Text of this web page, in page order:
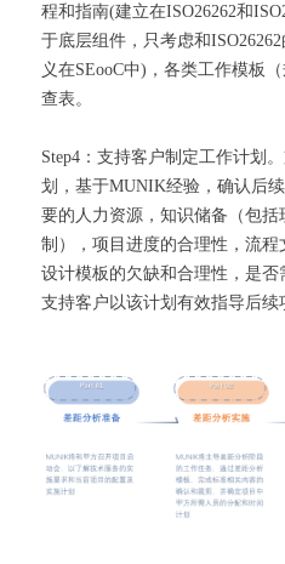
程和指南(建立在ISO26262和
于底层组件，只考虑和
义在SEooC中)，各类工作模板
查表。
Step4：支持客户制定工作计划
划，基于MUNIK经验，确认后
要的人力资源，知识储备（包
制），项目进度的合理性，流程
设计模板的欠缺和合理性，是否
支持客户以该计划有效指导后续